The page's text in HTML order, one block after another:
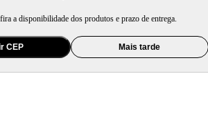
a disponibilidade dos produtos e prazo de entrega.
CEP Mais tarde
Bluetooth RGB USB FM DJ